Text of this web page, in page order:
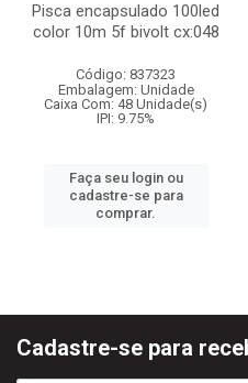
Pisca encapsulado 100led
color 10m 5f bivolt cx:048
Código: 837323
Embalagem: Unidade
Caixa Com: 48 Unidade(s)
IPI: 9.75%
Faça seu login ou
cadastre-se para
comprar.
Cadastre-se para